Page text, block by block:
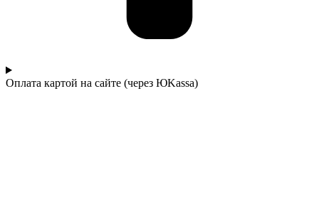
Оплата картой на сайте (через ЮKassa)